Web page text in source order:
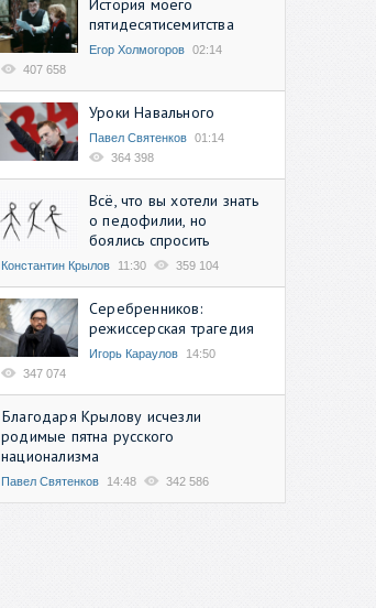
пятидесятисемитства
Егор Холмогоров 02:14
407 658
Уроки Навального
Павел Святенков 01:14
364 398
Всё, что вы хотели знать
о педофилии, но
боялись спросить
Константин Крылов 11:30 359 104
Серебренников:
режиссерская трагедия
Игорь Караулов
14:50
347 074
Благодаря Крылову исчезли
родимые пятна русского
национализма
Павел Святенков 14:48 342 586